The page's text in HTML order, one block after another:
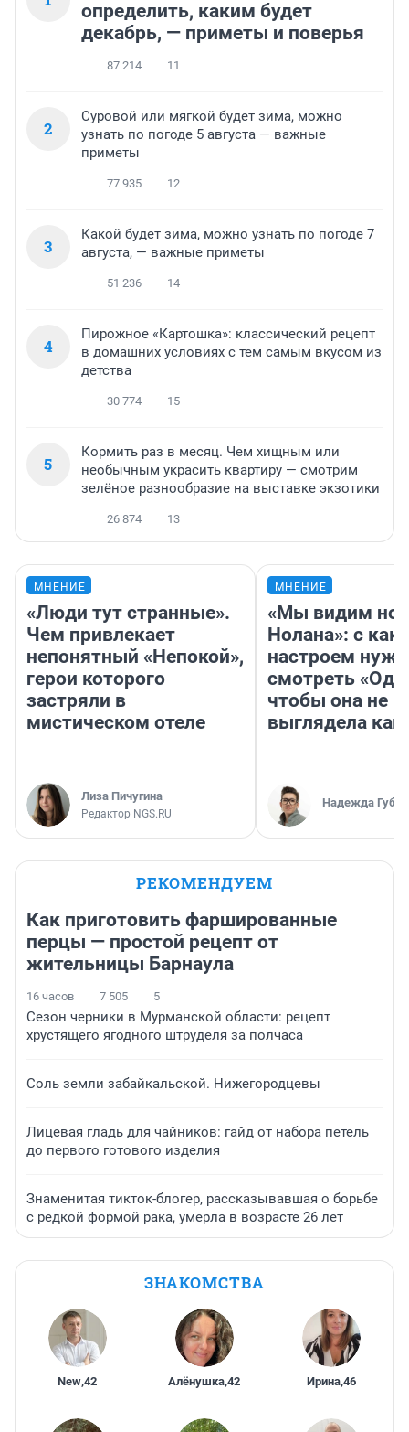
определить, каким будет
декабрь, — приметы и поверья
87 214 11
2
Суровой или мягкой будет зима, можно
узнать по погоде 5 августа — важные
приметы
77 935 12
3
Какой будет зима, можно узнать по погоде 7
августа, — важные приметы
51 236 14
4
Пирожное «Картошка»: классический рецепт
в домашних условиях с тем самым вкусом из
детства
30 774 15
5
Кормить раз в месяц. Чем хищным или
необычным украсить квартиру — смотрим
зелёное разнообразие на выставке экзотики
26 874 13
МНЕНИЕ
«Люди тут странные».
Чем привлекает
непонятный «Непокой»,
герои которого
застряли в
мистическом отеле
Лиза Пичугина
Редактор NGS.RU
МНЕНИЕ
«Мы видим
Нолана»: с
настроем
смотреть
чтобы она не
выглядела как
Надежда
РЕКОМЕНДУЕМ
Как приготовить фаршированные
перцы — простой рецепт от
жительницы Барнаула
16 часов 7 505 5
Сезон черники в Мурманской области: рецепт
хрустящего ягодного штруделя за полчаса
Соль земли забайкальской. Нижегородцевы
Лицевая гладь для чайников: гайд от набора петель
до первого готового изделия
Знаменитая тикток-блогер, рассказывавшая о борьбе
с редкой формой рака, умерла в возрасте 26 лет
ЗНАКОМСТВА
New,42 Алёнушка,42 Ирина,46